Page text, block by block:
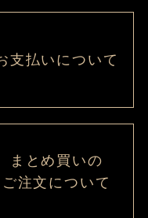
支払いについて
まとめ買いの
ご注文について